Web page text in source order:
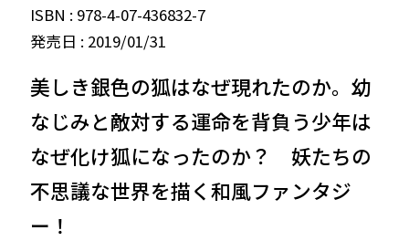
ISBN : 978-4-07-436832-7
発売日 : 2019/01/31
美しき銀色の狐はなぜ現れたのか。幼
なじみと敵対する運命を背負う少年は
なぜ化け狐になったのか？ 妖たちの
不思議な世界を描く和風ファンタジ
ー！